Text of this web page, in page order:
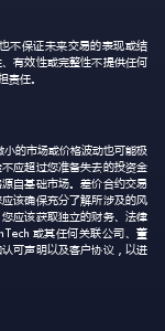
不保证未来交易的表现或结
有效性或完整性不提供任何
任。
的市场或价格波动也可能极
应超过您准备失去的投资金
自基础市场。差价合约交易
该确保充分了解所涉及的风
应该获取独立的财务、法律
或其任何关联公司、董
可声明以及客户协议，以进